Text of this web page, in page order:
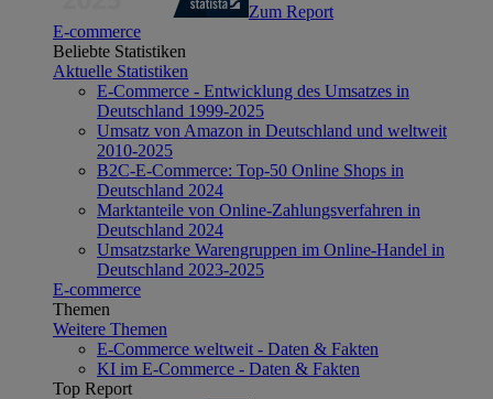
Zum Report
E-commerce
Beliebte Statistiken
Aktuelle Statistiken
E-Commerce - Entwicklung des Umsatzes in
Deutschland 1999-2025
Umsatz von Amazon in Deutschland und weltweit
2010-2025
B2C-E-Commerce: Top-50 Online Shops in
Deutschland 2024
Marktanteile von Online-Zahlungsverfahren in
Deutschland 2024
Umsatzstarke Warengruppen im Online-Handel in
Deutschland 2023-2025
E-commerce
Themen
Weitere Themen
E-Commerce weltweit - Daten & Fakten
KI im E-Commerce - Daten & Fakten
Top Report